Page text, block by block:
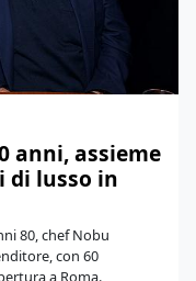
anni, assieme
di lusso in
80, chef Nobu
con 60
a Roma.